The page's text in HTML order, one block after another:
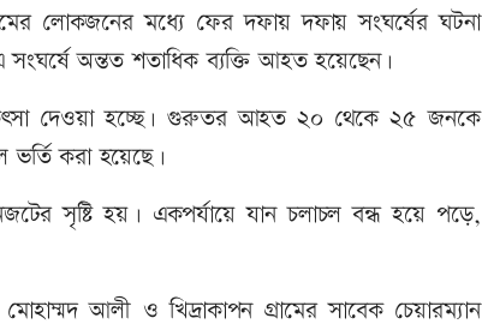
লোকজনের মধ্যে ফের দফায় দফায় সংঘর্ষের ঘটনা
সংঘর্ষে অন্তত শতাধিক ব্যক্তি আহত হয়েছেন।
দেওয়া হচ্ছে। গুরুতর আহত ২০ থেকে ২৫ জনকে
করা হয়েছে।
সৃষ্টি হয়। একপর্যায়ে যান চলাচল বন্ধ হয়ে পড়ে,
আলী ও খিদ্রাকাপন গ্রামের সাবেক চেয়ারম্যান